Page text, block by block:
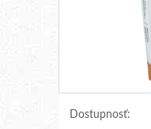
Dostupnosť: